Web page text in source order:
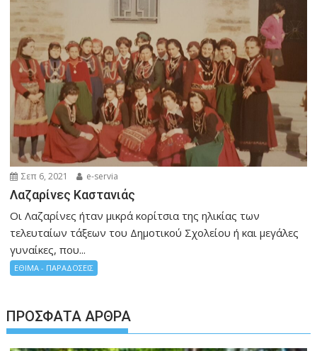
Σεπ 6, 2021 e-servia
Λαζαρίνες Καστανιάς
Οι Λαζαρίνες ήταν μικρά κορίτσια της ηλικίας των
τελευταίων τάξεων του Δημοτικού Σχολείου ή και μεγάλες
γυναίκες, που...
ΕΘΙΜΑ - ΠΑΡΑΔΟΣΕΙΣ
ΠΡΌΣΦΑΤΑ ΆΡΘΡΑ